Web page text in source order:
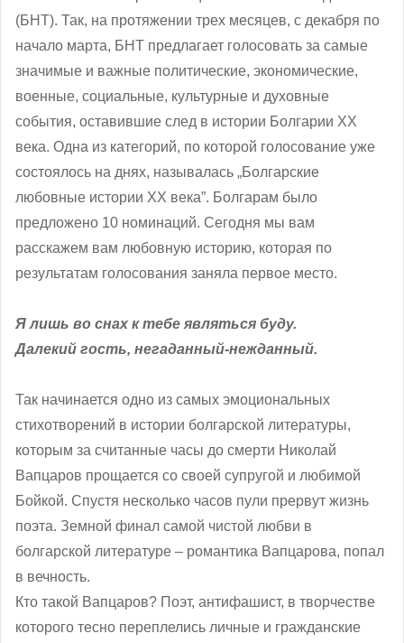
(БНТ). Так, на протяжении трех месяцев, с декабря по
начало марта, БНТ предлагает голосовать за самые
значимые и важные политические, экономические,
военные, социальные, культурные и духовные
события, оставившие след в истории Болгарии ХХ
века. Одна из категорий, по которой голосование уже
состоялось на днях, называлась „Болгарские
любовные истории ХХ века”. Болгарам было
предложено 10 номинаций. Сегодня мы вам
расскажем вам любовную историю, которая по
результатам голосования заняла первое место.
Я лишь во снах к тебе являться буду.
Далекий гость, негаданный-нежданный.
Так начинается одно из самых эмоциональных
стихотворений в истории болгарской литературы,
которым за считанные часы до смерти Николай
Вапцаров прощается со своей супругой и любимой
Бойкой. Спустя несколько часов пули прервут жизнь
поэта. Земной финал самой чистой любви в
болгарской литературе – романтика Вапцарова, попал
в вечность.
Кто такой Вапцаров? Поэт, антифашист, в творчестве
которого тесно переплелись личные и гражданские